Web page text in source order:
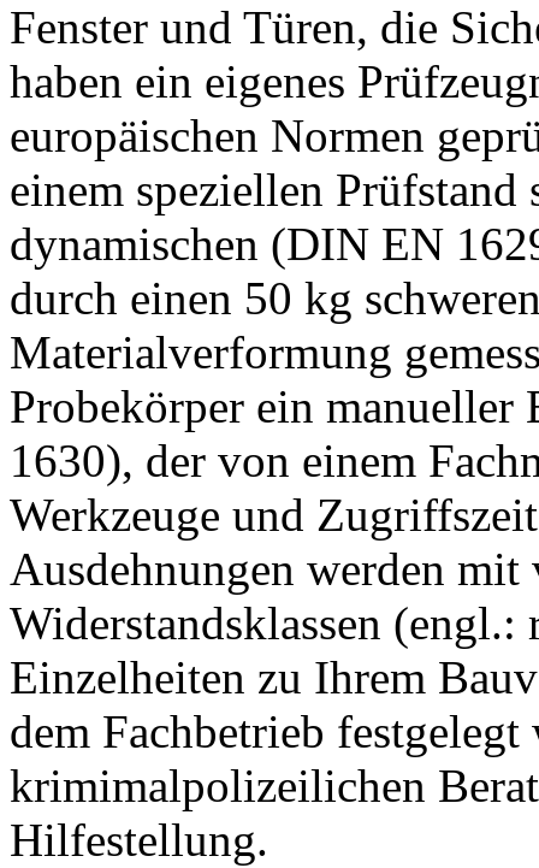
Fenster und Türen, die
haben ein eigenes
europäischen Normen
einem speziellen
dynamischen (DIN EN
durch einen 50 kg
Materialverformung
Probekörper ein
1630), der von einem
Werkzeuge und
Ausdehnungen werden mit
Widerstandsklassen (engl.:
Einzelheiten zu Ihrem
dem Fachbetrieb
krimimalpolizeilichen
Hilfestellung.